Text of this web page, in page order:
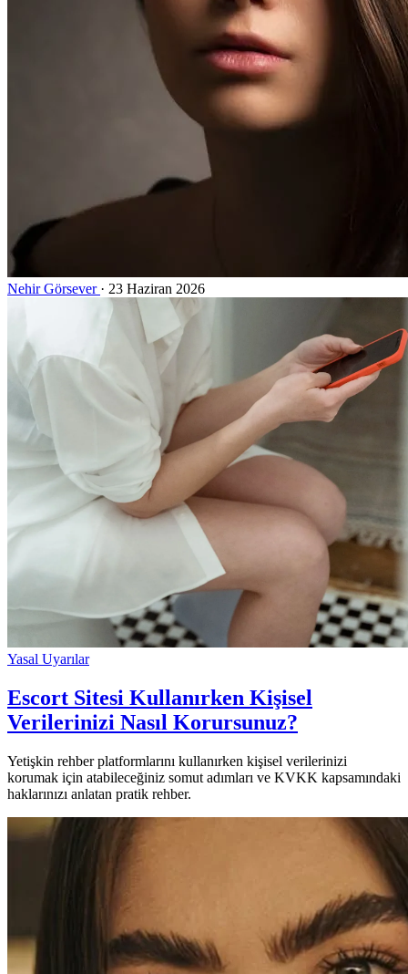
Nehir Görsever · 23 Haziran 2026
Yasal Uyarılar
Escort Sitesi Kullanırken Kişisel
Verilerinizi Nasıl Korursunuz?
Yetişkin rehber platformlarını kullanırken kişisel verilerinizi
korumak için atabileceğiniz somut adımları ve KVKK kapsamındaki
haklarınızı anlatan pratik rehber.